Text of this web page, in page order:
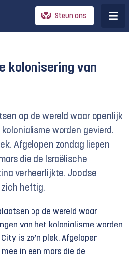
Steun ons
kolonisering van
op de wereld waar openlijk
worden gevierd.
Afgelopen zondag liepen
die de Israëlische
verheerlijkte. Joodse
heftig.
op de wereld waar
van het kolonialisme worden
is zo’n plek. Afgelopen
in een mars die de